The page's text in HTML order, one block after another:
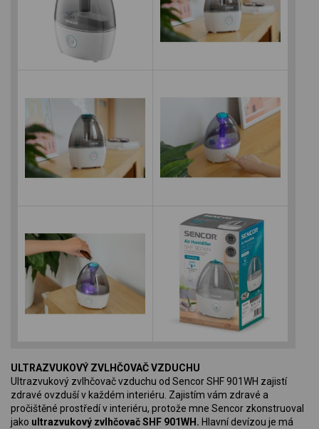
ULTRAZVUKOVÝ ZVLHČOVAČ VZDUCHU
Ultrazvukový zvlhčovač vzduchu od Sencor SHF 901WH zajistí
zdravé ovzduší v každém interiéru. Zajistím vám zdravé a
pročištěné prostředí v interiéru, protože mne Sencor zkonstruoval
jako ultrazvukový zvlhčovač SHF 901WH​. Hlavní devízou je má